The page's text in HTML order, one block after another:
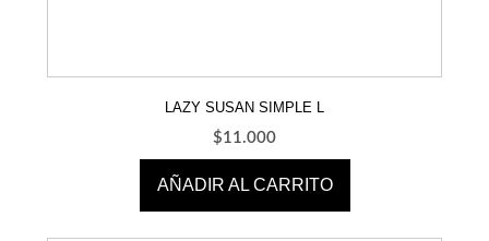
LAZY SUSAN SIMPLE L
$11.000
AÑADIR AL CARRITO